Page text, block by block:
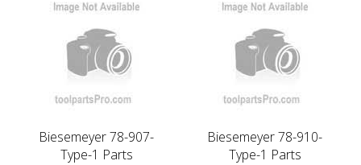
Biesemeyer 78-907-
Type-1 Parts
Biesemeyer 78-910-
Type-1 Parts